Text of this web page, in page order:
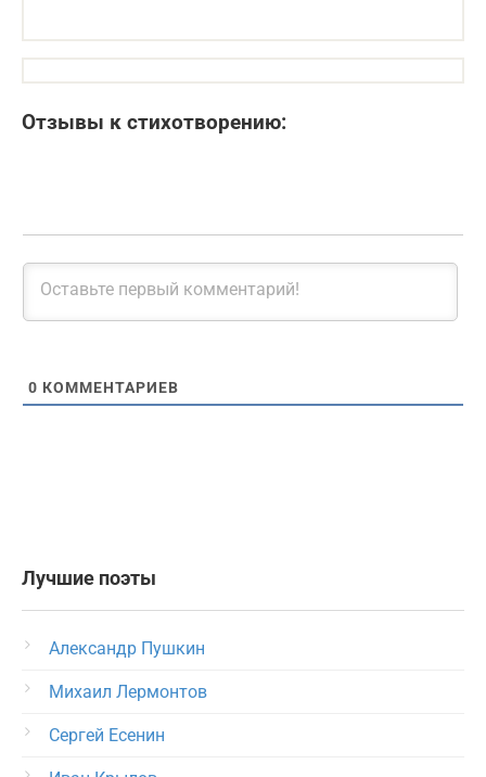
Отзывы к стихотворению:
0 КОММЕНТАРИЕВ
Лучшие поэты
Александр Пушкин
Михаил Лермонтов
Сергей Есенин